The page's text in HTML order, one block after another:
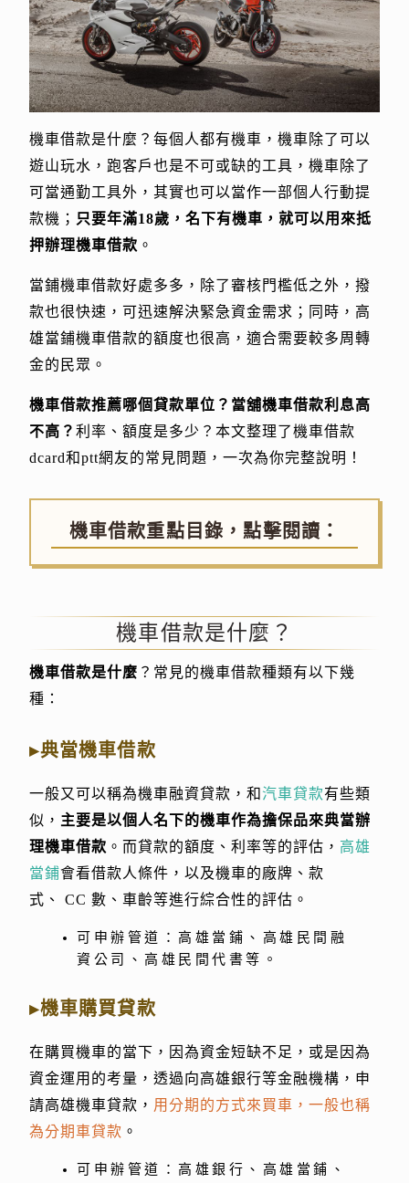
機車借款是什麼？每個人都有機車，機車除了可以
遊山玩水，跑客戶也是不可或缺的工具，機車除了
可當通勤工具外，其實也可以當作一部個人行動提
款機； 只要年滿18歲，名下有機車，就可以用來抵
押辦理機車借款 。
當鋪機車借款好處多多，除了審核門檻低之外，撥
款也很快速，可迅速解決緊急資金需求；同時，高
雄當鋪機車借款的額度也很高，適合需要較多周轉
金的民眾。
機車借款推薦哪個貸款單位？當舖機車借款利息高
不高？利率、額度是多少？本文整理了機車借款
dcard和ptt網友的常見問題，一次為你完整說明！
機車借款重點目錄，點擊閱讀：
機車借款是什麼？
機車借款是什麼 ？常見的機車借款種類有以下幾
種：
▸典當機車借款
一般又可以稱為機車融資貸款，和汽車貸款有些類
似， 主要是以個人名下的機車作為擔保品來典當辦
理機車借款 。而貸款的額度、利率等的評估， 高雄
當鋪會看借款人條件，以及機車的廠牌、款
式、 CC 數、車齡等進行綜合性的評估。
可申辦管道：高雄當鋪、高雄民間融
資公司、高雄民間代書等。
▸機車購買貸款
在購買機車的當下，因為資金短缺不足，或是因為
資金運用的考量，透過向高雄銀行等金融機構，申
請高雄機車貸款， 用分期的方式來買車，一般也稱
為分期車貸款 。
可申辦管道：高雄銀行、高雄當鋪、